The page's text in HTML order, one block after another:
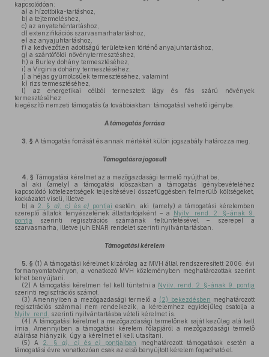
kapcsolódóan:
a) a hízottbika-tartáshoz,
b) a tejtermeléshez,
c) az anyatehéntartáshoz,
d) extenzifikációs szarvasmarhatartáshoz,
e) az anyajuhtartáshoz,
f) a kedvezőtlen adottságú területeken történő anyajuhtartáshoz,
g) a szántóföldi növénytermesztéshez,
h) a Burley dohány termesztéséhez,
i) a Virginia dohány termesztéséhez,
j) a héjas gyümölcsűek termesztéséhez, valamint
k) rizs termesztéséhez,
l) az energetikai célból termesztett lágy és fás szárú növények
termesztéséhez
kiegészítő nemzeti támogatás (a továbbiakban: támogatás) vehető igénybe.
A támogatás forrása
3. § A támogatás forrását és annak mértékét külön jogszabály határozza meg.
Támogatásra jogosult
4. § Támogatási kérelmet az a mezőgazdasági termelő nyújthat be,
a) aki (amely) a támogatási időszakban a támogatás igénybevételéhez
kapcsolódó kötelezettségek teljesítésével összefüggésben felmerülő költségeket,
kockázatot viseli, illetve
b) a 2. § a), c) ése) pontjai esetén, aki (amely) a támogatási kérelemben
szereplő állatok tenyészetének állattartójaként – a Nyilv. rend. 2. §-ának 9.
pontja szerinti regisztrációs számának feltüntetésével – szerepel a
szarvasmarha, illetve juh ENAR rendelet szerinti nyilvántartásban.
Támogatási kérelem
5. § (1) A támogatási kérelmet kizárólag az MVH által rendszeresített 2006. évi
formanyomtatványon, a vonatkozó MVH közleményben meghatározottak szerint
lehet benyújtani.
(2) A támogatási kérelmen fel kell tüntetni a Nyilv. rend. 2. §-ának 9. pontja
szerinti regisztrációs számot.
(3) Amennyiben a mezőgazdasági termelő a (2) bekezdésben meghatározott
regisztrációs számmal nem rendelkezik, a kérelemhez egyidejűleg csatolja a
Nyilv. rend.
szerinti nyilvántartásba vételi kérelmet is.
(4) A támogatási kérelmet a mezőgazdasági termelőnek saját kezűleg alá kell
írnia. Amennyiben a támogatási kérelem főlapjáról a mezőgazdasági termelő
aláírása hiányzik, úgy a kérelmet el kell utasítani.
(5) A 2. § a), c) ése) pontjaiban
meghatározott támogatások esetén a
támogatási évre vonatkozóan csak az első benyújtott kérelem fogadható el.